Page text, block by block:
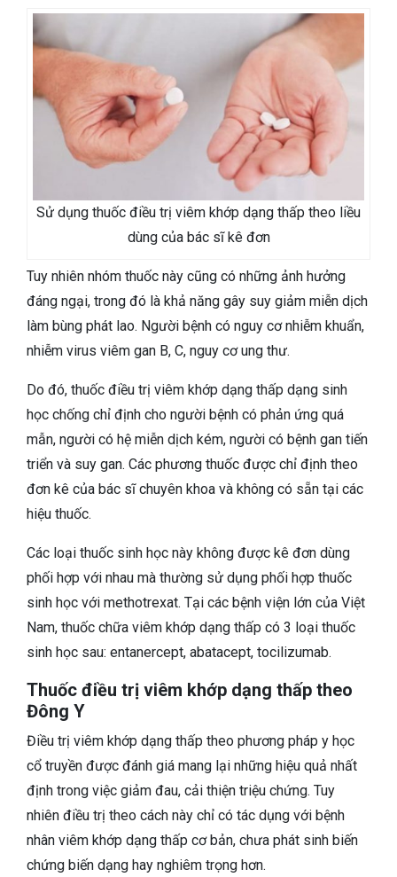
Sử dụng thuốc điều trị viêm khớp dạng thấp theo liều
dùng của bác sĩ kê đơn
Tuy nhiên nhóm thuốc này cũng có những ảnh hưởng
đáng ngại, trong đó là khả năng gây suy giảm miễn dịch
làm bùng phát lao. Người bệnh có nguy cơ nhiễm khuẩn,
nhiễm virus viêm gan B, C, nguy cơ ung thư.
Do đó, thuốc điều trị viêm khớp dạng thấp dạng sinh
học chống chỉ định cho người bệnh có phản ứng quá
mẫn, người có hệ miễn dịch kém, người có bệnh gan tiến
triển và suy gan. Các phương thuốc được chỉ định theo
đơn kê của bác sĩ chuyên khoa và không có sẵn tại các
hiệu thuốc.
Các loại thuốc sinh học này không được kê đơn dùng
phối hợp với nhau mà thường sử dụng phối hợp thuốc
sinh học với methotrexat. Tại các bệnh viện lớn của Việt
Nam, thuốc chữa viêm khớp dạng thấp có 3 loại thuốc
sinh học sau: entanercept, abatacept, tocilizumab.
Thuốc điều trị viêm khớp dạng thấp theo
Đông Y
Điều trị viêm khớp dạng thấp theo phương pháp y học
cổ truyền được đánh giá mang lại những hiệu quả nhất
định trong việc giảm đau, cải thiện triệu chứng. Tuy
nhiên điều trị theo cách này chỉ có tác dụng với bệnh
nhân viêm khớp dạng thấp cơ bản, chưa phát sinh biến
chứng biến dạng hay nghiêm trọng hơn.